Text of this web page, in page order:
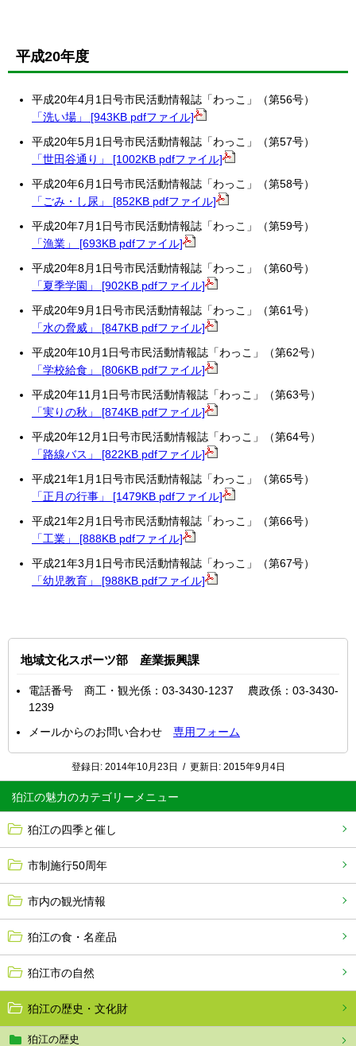
狛江の魅力
狛江の四季と催し
市制施行50周年
市内の観光情報
狛江の食・名産品
狛江市の自然
狛江の歴史・文化財
狛江の歴史
平成20年度
平成20年4月1日号市民活動情報誌「わっこ」（第56号）
「洗い場」 [943KB pdfファイル]
平成20年5月1日号市民活動情報誌「わっこ」（第57号）
「世田谷通り」 [1002KB pdfファイル]
平成20年6月1日号市民活動情報誌「わっこ」（第58号）
「ごみ・し尿」 [852KB pdfファイル]
平成20年7月1日号市民活動情報誌「わっこ」（第59号）
「漁業」 [693KB pdfファイル]
平成20年8月1日号市民活動情報誌「わっこ」（第60号）
「夏季学園」 [902KB pdfファイル]
平成20年9月1日号市民活動情報誌「わっこ」（第61号）
「水の脅威」 [847KB pdfファイル]
平成20年10月1日号市民活動情報誌「わっこ」（第62号）
「学校給食」 [806KB pdfファイル]
平成20年11月1日号市民活動情報誌「わっこ」（第63号）
「実りの秋」 [874KB pdfファイル]
平成20年12月1日号市民活動情報誌「わっこ」（第64号）
「路線バス」 [822KB pdfファイル]
平成21年1月1日号市民活動情報誌「わっこ」（第65号）
「正月の行事」 [1479KB pdfファイル]
平成21年2月1日号市民活動情報誌「わっこ」（第66号）
「工業」 [888KB pdfファイル]
平成21年3月1日号市民活動情報誌「わっこ」（第67号）
「幼児教育」 [988KB pdfファイル]
地域文化スポーツ部 産業振興課
電話番号 商工・観光係：03-3430-1237 農政係：03-3430-
1239
メールからのお問い合わせ 専用フォーム
登録日: 2014年10月23日 / 更新日: 2015年9月4日